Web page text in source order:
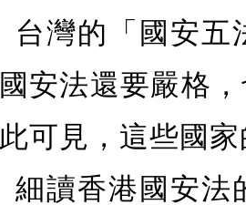
台灣的「國安
國安法還要嚴格
此可見，這些國
細讀香港國安法